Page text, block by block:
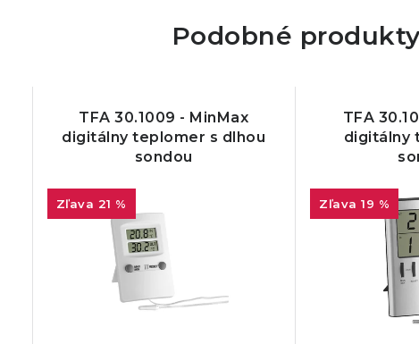
Podobné produkty
TFA 30.1009 - MinMax
digitálny teplomer s dlhou
sondou
21 %
TFA
digitálny
19 %